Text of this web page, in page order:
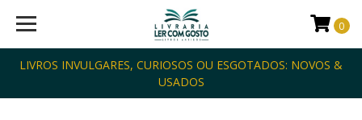
LIVROS INVULGARES, CURIOSOS OU ESGOTADOS: NOVOS &
USADOS
0